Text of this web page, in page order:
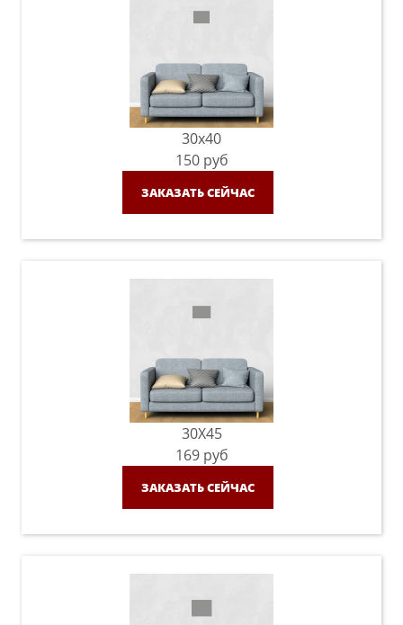
30x40
150 руб
ЗАКАЗАТЬ СЕЙЧАС
30X45
169 руб
ЗАКАЗАТЬ СЕЙЧАС